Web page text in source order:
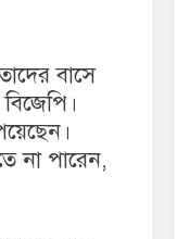
বাসে
না পারেন,